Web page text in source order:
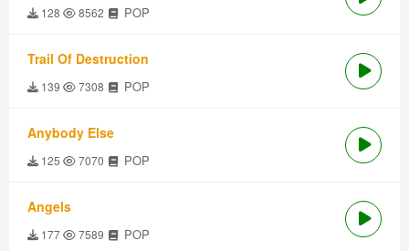
128 8562 POP
Trail Of Destruction
139 7308 POP
Anybody Else
125 7070 POP
Angels
177 7589 POP